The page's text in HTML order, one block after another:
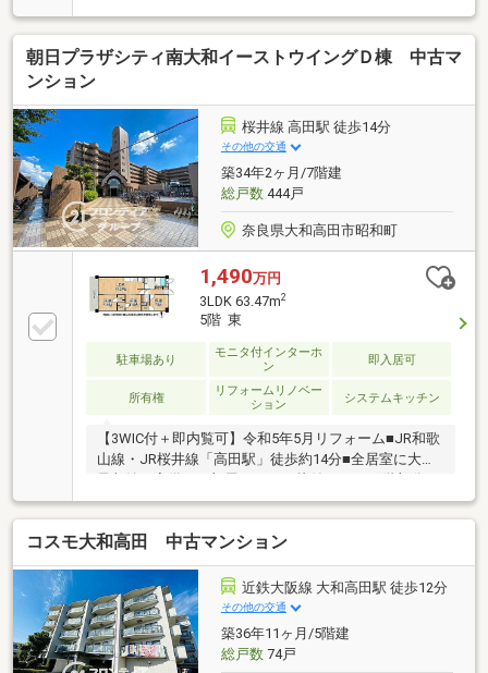
ビニが近く気軽にお買い物できますね
朝日プラザシティ南大和イーストウイングＤ棟 中古マ
ンション
桜井線 高田駅 徒歩14分
その他の交通
築34年2ヶ月/7階建
総戸数444戸
奈良県大和高田市昭和町
1,490万円
3LDK 63.47m2
5階 東
駐車場あり
モニタ付インターホ
ン
即入居可
所有権
リフォームリノベー
ション
システムキッチン
【3WIC付＋即内覧可】令和5年5月リフォーム■JR和歌
山線・JR桜井線「高田駅」徒歩約14分■全居室に大容
つき陽当り・眺望良好な3LDK
コスモ大和高田 中古マンション
近鉄大阪線 大和高田駅 徒歩12分
その他の交通
築36年11ヶ月/5階建
総戸数74戸